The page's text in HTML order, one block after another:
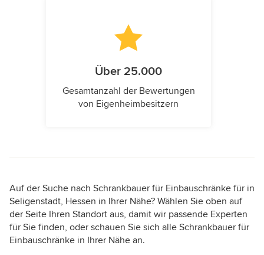
Über 25.000
Gesamtanzahl der Bewertungen
von Eigenheimbesitzern
Auf der Suche nach Schrankbauer für Einbauschränke für in
Seligenstadt, Hessen in Ihrer Nähe? Wählen Sie oben auf
der Seite Ihren Standort aus, damit wir passende Experten
für Sie finden, oder schauen Sie sich alle Schrankbauer für
Einbauschränke in Ihrer Nähe an.